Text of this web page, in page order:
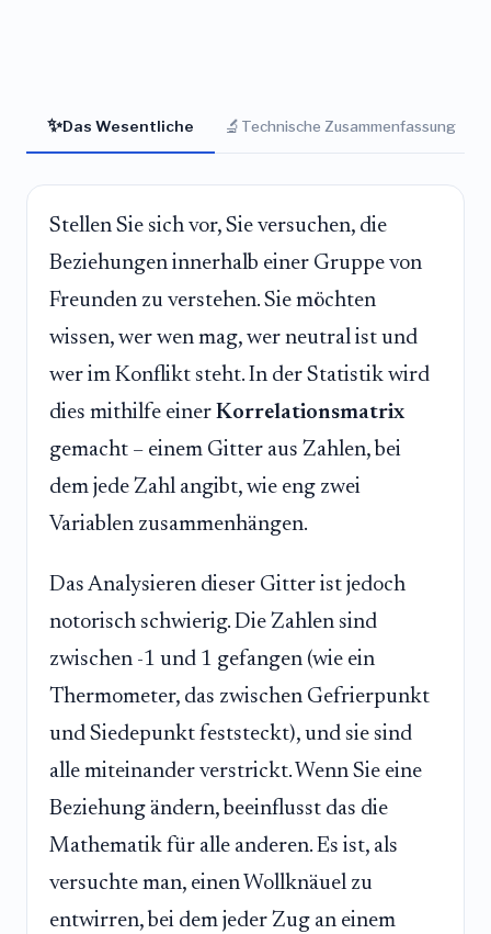
✨Das Wesentliche 🔬 Technische Zusammenfassung
Stellen Sie sich vor, Sie versuchen, die
Beziehungen innerhalb einer Gruppe von
Freunden zu verstehen. Sie möchten
wissen, wer wen mag, wer neutral ist und
wer im Konflikt steht. In der Statistik wird
dies mithilfe einer Korrelationsmatrix
gemacht – einem Gitter aus Zahlen, bei
dem jede Zahl angibt, wie eng zwei
Variablen zusammenhängen.
Das Analysieren dieser Gitter ist jedoch
notorisch schwierig. Die Zahlen sind
zwischen -1 und 1 gefangen (wie ein
Thermometer, das zwischen Gefrierpunkt
und Siedepunkt feststeckt), und sie sind
alle miteinander verstrickt. Wenn Sie eine
Beziehung ändern, beeinflusst das die
Mathematik für alle anderen. Es ist, als
versuchte man, einen Wollknäuel zu
entwirren, bei dem jeder Zug an einem